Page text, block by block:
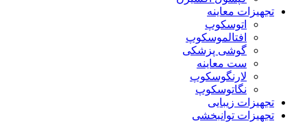
تجهیزات معاینه
اتوسکوپ
افتالموسکوپ
گوشی پزشکی
ست معاینه
لارنگوسکوپ
نگاتوسکوپ
تجهیزات زیبایی
تجهیزات توانبخشی